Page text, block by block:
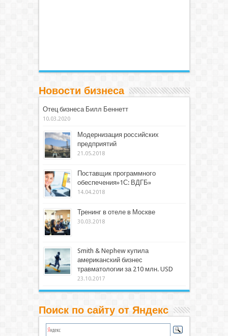
Новости бизнеса
Отец бизнеса Билл Беннетт
10.03.2020
Модернизация российских
предприятий
21.05.2018
Поставщик программного
обеспечения»1С: ВДГБ»
14.04.2018
Тренинг в отеле в Москве
30.03.2018
Smith & Nephew купила
американский бизнес
травматологии за 210 млн. USD
23.10.2017
Поиск по сайту от Яндекс